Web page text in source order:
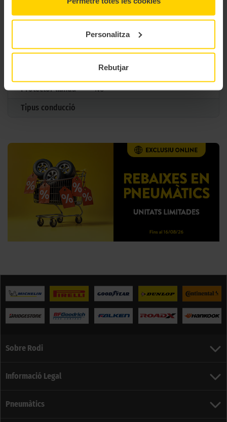
Personalitza
Rebutjar
N0
Tipus antipunxades
Protector llanda
No
Tipus conducció
Sobre Rodi
Informació Legal
Pneumàtics